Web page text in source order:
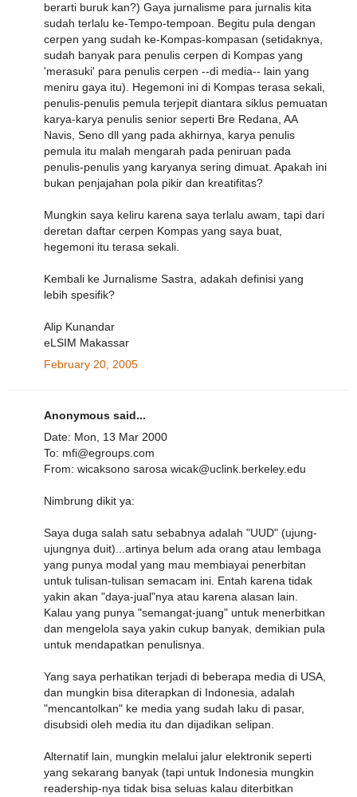
berarti buruk kan?) Gaya jurnalisme para jurnalis kita
sudah terlalu ke-Tempo-tempoan. Begitu pula dengan
cerpen yang sudah ke-Kompas-kompasan (setidaknya,
sudah banyak para penulis cerpen di Kompas yang
'merasuki' para penulis cerpen --di media-- lain yang
meniru gaya itu). Hegemoni ini di Kompas terasa sekali,
penulis-penulis pemula terjepit diantara siklus pemuatan
karya-karya penulis senior seperti Bre Redana, AA
Navis, Seno dll yang pada akhirnya, karya penulis
pemula itu malah mengarah pada peniruan pada
penulis-penulis yang karyanya sering dimuat. Apakah ini
bukan penjajahan pola pikir dan kreatifitas?
Mungkin saya keliru karena saya terlalu awam, tapi dari
deretan daftar cerpen Kompas yang saya buat,
hegemoni itu terasa sekali.
Kembali ke Jurnalisme Sastra, adakah definisi yang
lebih spesifik?
Alip Kunandar
eLSIM Makassar
February 20, 2005
Anonymous said...
Date: Mon, 13 Mar 2000
To: mfi@egroups.com
From: wicaksono sarosa wicak@uclink.berkeley.edu
Nimbrung dikit ya:
Saya duga salah satu sebabnya adalah "UUD" (ujung-
ujungnya duit)...artinya belum ada orang atau lembaga
yang punya modal yang mau membiayai penerbitan
untuk tulisan-tulisan semacam ini. Entah karena tidak
yakin akan "daya-jual"nya atau karena alasan lain.
Kalau yang punya "semangat-juang" untuk menerbitkan
dan mengelola saya yakin cukup banyak, demikian pula
untuk mendapatkan penulisnya.
Yang saya perhatikan terjadi di beberapa media di USA,
dan mungkin bisa diterapkan di Indonesia, adalah
"mencantolkan" ke media yang sudah laku di pasar,
disubsidi oleh media itu dan dijadikan selipan.
Alternatif lain, mungkin melalui jalur elektronik seperti
yang sekarang banyak (tapi untuk Indonesia mungkin
readership-nya tidak bisa seluas kalau diterbitkan